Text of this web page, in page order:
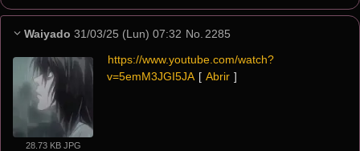
Waiyado 31/03/25 (Lun) 07:32 No. 2285
28.73 KB JPG
https://www.youtube.com/watch?
v=5emM3JGI5JA [ Abrir ]